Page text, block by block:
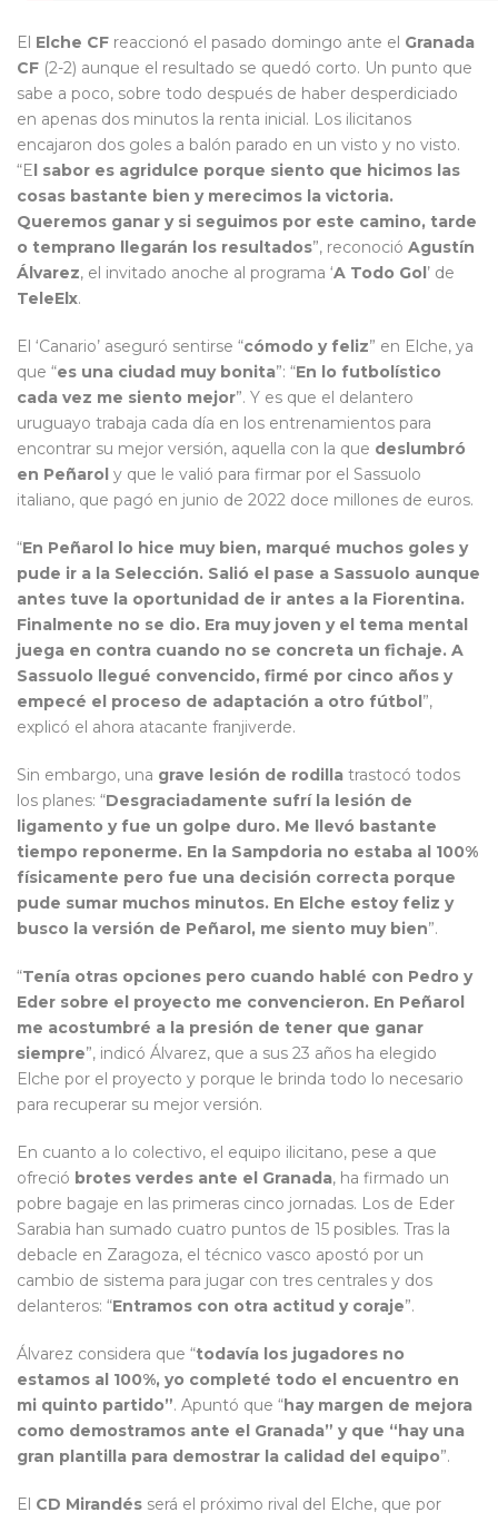
El Elche CF reaccionó el pasado domingo ante el Granada
CF (2-2) aunque el resultado se quedó corto. Un punto que
sabe a poco, sobre todo después de haber desperdiciado
en apenas dos minutos la renta inicial. Los ilicitanos
encajaron dos goles a balón parado en un visto y no visto.
“El sabor es agridulce porque siento que hicimos las
cosas bastante bien y merecimos la victoria.
Queremos ganar y si seguimos por este camino, tarde
o temprano llegarán los resultados”, reconoció Agustín
Álvarez, el invitado anoche al programa ‘A Todo Gol’ de
TeleElx.
El ‘Canario’ aseguró sentirse “cómodo y feliz” en Elche, ya
que “es una ciudad muy bonita”: “En lo futbolístico
cada vez me siento mejor”. Y es que el delantero
uruguayo trabaja cada día en los entrenamientos para
encontrar su mejor versión, aquella con la que deslumbró
en Peñarol y que le valió para firmar por el Sassuolo
italiano, que pagó en junio de 2022 doce millones de euros.
“En Peñarol lo hice muy bien, marqué muchos goles y
pude ir a la Selección. Salió el pase a Sassuolo aunque
antes tuve la oportunidad de ir antes a la Fiorentina.
Finalmente no se dio. Era muy joven y el tema mental
juega en contra cuando no se concreta un fichaje. A
Sassuolo llegué convencido, firmé por cinco años y
empecé el proceso de adaptación a otro fútbol”,
explicó el ahora atacante franjiverde.
Sin embargo, una grave lesión de rodilla trastocó todos
los planes: “Desgraciadamente sufrí la lesión de
ligamento y fue un golpe duro. Me llevó bastante
tiempo reponerme. En la Sampdoria no estaba al 100%
físicamente pero fue una decisión correcta porque
pude sumar muchos minutos. En Elche estoy feliz y
busco la versión de Peñarol, me siento muy bien”.
“Tenía otras opciones pero cuando hablé con Pedro y
Eder sobre el proyecto me convencieron. En Peñarol
me acostumbré a la presión de tener que ganar
siempre”, indicó Álvarez, que a sus 23 años ha elegido
Elche por el proyecto y porque le brinda todo lo necesario
para recuperar su mejor versión.
En cuanto a lo colectivo, el equipo ilicitano, pese a que
ofreció brotes verdes ante el Granada, ha firmado un
pobre bagaje en las primeras cinco jornadas. Los de Eder
Sarabia han sumado cuatro puntos de 15 posibles. Tras la
debacle en Zaragoza, el técnico vasco apostó por un
cambio de sistema para jugar con tres centrales y dos
delanteros: “Entramos con otra actitud y coraje”.
Álvarez considera que “todavía los jugadores no
estamos al 100%, yo completé todo el encuentro en
mi quinto partido”. Apuntó que “hay margen de mejora
como demostramos ante el Granada” y que “hay una
gran plantilla para demostrar la calidad del equipo”.
El CD Mirandés será el próximo rival del Elche, que por